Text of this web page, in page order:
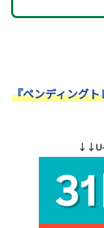
『ペンディング
↓↓U-